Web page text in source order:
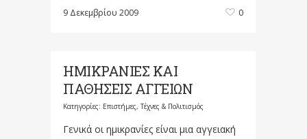
9 Δεκεμβρίου 2009 0
ΗΜΙΚΡΑΝΙΕΣ ΚΑΙ
ΠΑΘΗΣΕΙΣ ΑΓΓΕΙΩΝ
Κατηγορίες: Επιστήμες, Τέχνες & Πολιτισμός
Γενικά οι ημικρανίες είναι μια αγγειακή